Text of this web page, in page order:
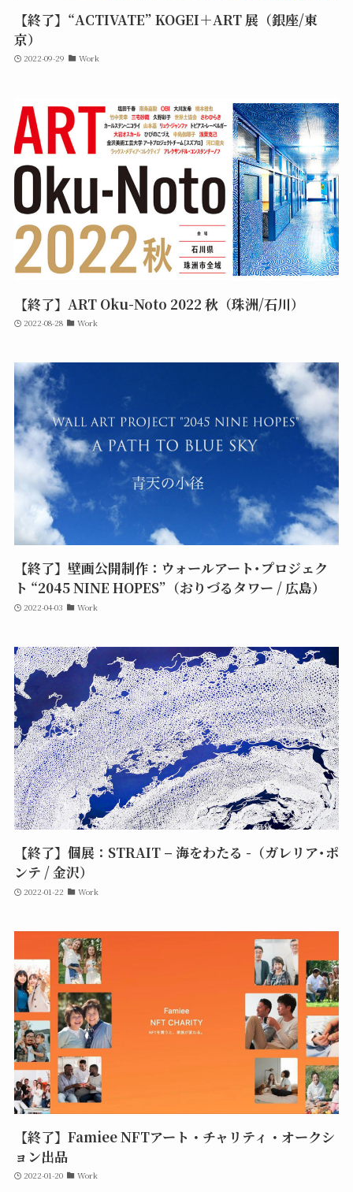
【終了】“ACTIVATE” KOGEI＋ART 展（銀座/東
京）
2022-09-29 Work
【終了】ART Oku-Noto 2022 秋（珠洲/石川）
2022-08-28 Work
【終了】壁画公開制作：ウォールアート･プロジェク
ト “2045 NINE HOPES”（おりづるタワー / 広島）
2022-04-03 Work
【終了】個展：STRAIT – 海をわたる -（ガレリア･ポ
ンテ / 金沢）
2022-01-22 Work
【終了】Famiee NFTアート・チャリティ・オークシ
ョン出品
2022-01-20 Work